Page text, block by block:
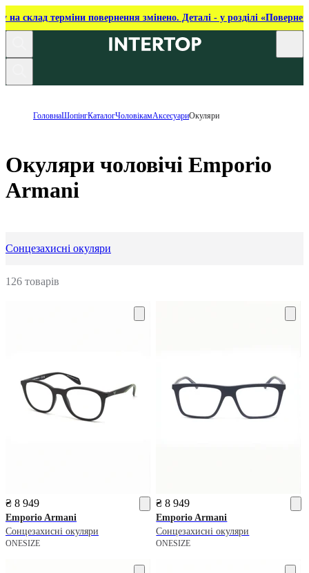
на склад терміни повернення змінено. Деталі - у розділі
ГоловнаШопінгКаталогЧоловікамАксесуариОкуляри
Окуляри чоловічі Emporio
Armani
Сонцезахисні окуляри
126 товарів
₴ 8 949
Emporio Armani
Сонцезахисні окуляри
ONESIZE
₴ 8 949
Emporio Armani
Сонцезахисні окуляри
ONESIZE